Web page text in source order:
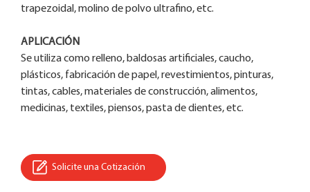
trapezoidal, molino de polvo ultrafino, etc.
APLICACIÓN
Se utiliza como relleno, baldosas artificiales, caucho,
plásticos, fabricación de papel, revestimientos, pinturas,
tintas, cables, materiales de construcción, alimentos,
medicinas, textiles, piensos, pasta de dientes, etc.
Solicite una Cotización